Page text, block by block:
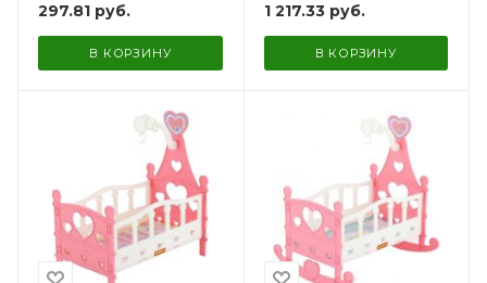
297.81 руб.
В КОРЗИНУ
1 217.33руб.
В КОРЗИНУ